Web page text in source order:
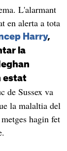
L'alarmant
en alerta a tota
Harry,
la
estat
de Sussex va
la malaltia del
hagin fet